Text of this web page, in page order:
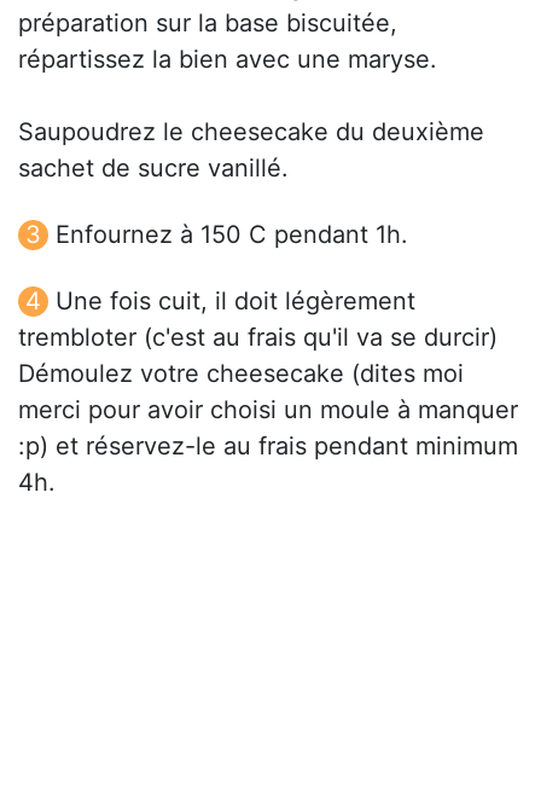
préparation sur la base biscuitée,
répartissez la bien avec une maryse.
Saupoudrez le cheesecake du deuxième
sachet de sucre vanillé.
Enfournez à 150 C pendant 1h.
Une fois cuit, il doit légèrement
trembloter (c'est au frais qu'il va se durcir)
Démoulez votre cheesecake (dites moi
merci pour avoir choisi un moule à manquer
:p) et réservez-le au frais pendant minimum
4h.